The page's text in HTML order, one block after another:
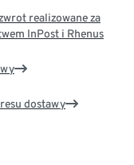
realizowane za
InPost i Rhenus
dostawy